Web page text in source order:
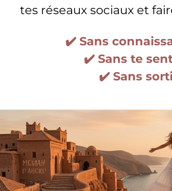
tes réseaux sociaux et
✔️ Sans
✔️ Sans te
✔️ Sans